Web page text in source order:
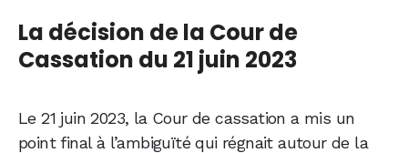
La décision de la Cour de
Cassation du 21 juin 2023
Le 21 juin 2023, la Cour de cassation a mis un
point final à l’ambiguïté qui régnait autour de la